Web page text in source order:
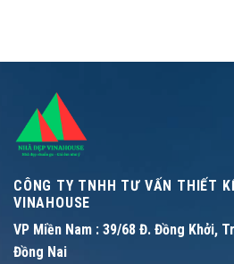
CÔNG TY TNHH TƯ VẤN THIẾT
VINAHOUSE
VP Miền Nam : 39/68 Đ. Đồng Khởi,
Đồng Nai